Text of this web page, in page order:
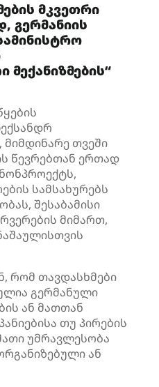
მკვეთრი
გერმანიის
თვეში
წევრებთან ერთად
სამსახურებს
შესაბამისი
მიმართ,
რომ თავდასხმები
გერმანული
ან მათთან
თუ პირების
უმრავლესობა
ან